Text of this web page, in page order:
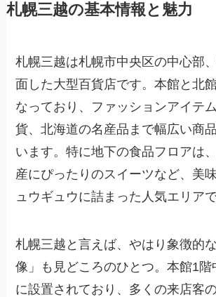
札幌三越の基本情報と魅力
札幌三越は札幌市中央区の中心部
面した大型百貨店です。本館と北
なっており、ファッションアイテ
貨、北海道の名産品まで幅広い商
います。特に地下の食品フロアは
産にぴったりのスイーツなど、美
ュウギュウに詰まった人気エリアで
札幌三越と言えば、やはり象徴的
像」も見どころのひとつ。本館1階
に設置されており、多くの来店客